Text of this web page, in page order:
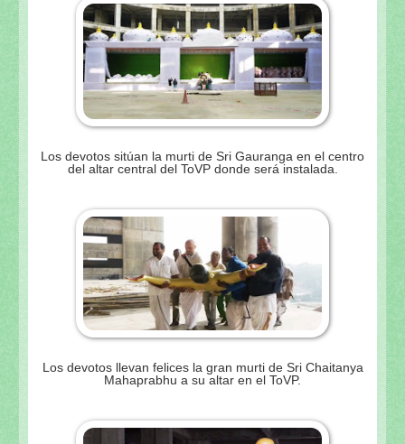
Los devotos sitúan la murti de Sri Gauranga en el centro
del altar central del ToVP donde será instalada.
Los devotos llevan felices la gran murti de Sri Chaitanya
Mahaprabhu a su altar en el ToVP.